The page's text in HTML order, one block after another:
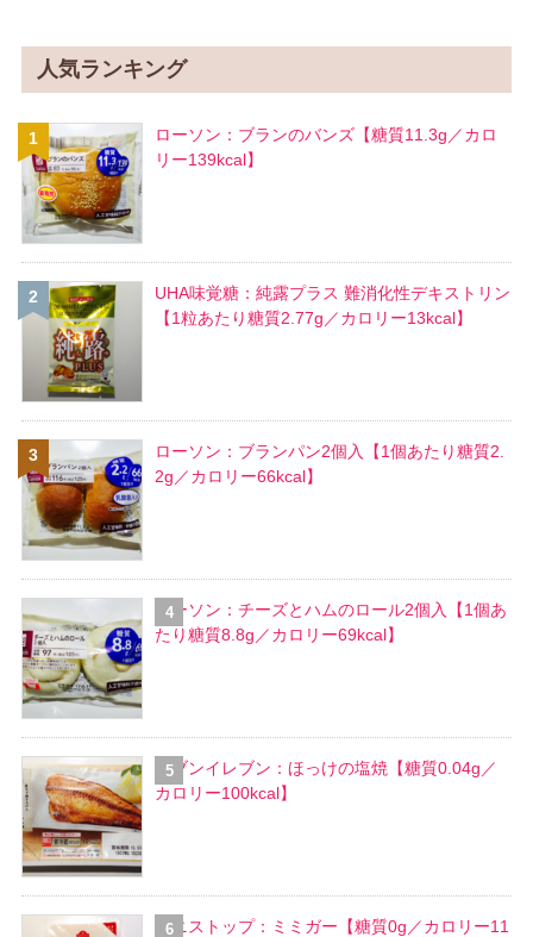
人気ランキング
ローソン：ブランのバンズ【糖質11.3g／カロ
リー139kcal】
UHA味覚糖：純露プラス 難消化性デキストリン
【1粒あたり糖質2.77g／カロリー13kcal】
ローソン：ブランパン2個入【1個あたり糖質2.
2g／カロリー66kcal】
ローソン：チーズとハムのロール2個入【1個あ
たり糖質8.8g／カロリー69kcal】
セブンイレブン：ほっけの塩焼【糖質0.04g／
カロリー100kcal】
ミニストップ：ミミガー【糖質0g／カロリー11